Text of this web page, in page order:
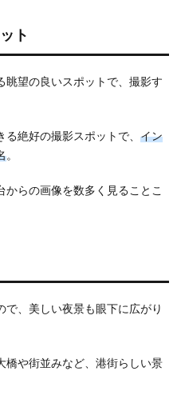
ト
眺望の良いスポットで、撮影す
絶好の撮影スポットで、 イン
。
らの画像を数多く見ることこ
、美しい夜景も眼下に広がり
橋や街並みなど、港街らしい景